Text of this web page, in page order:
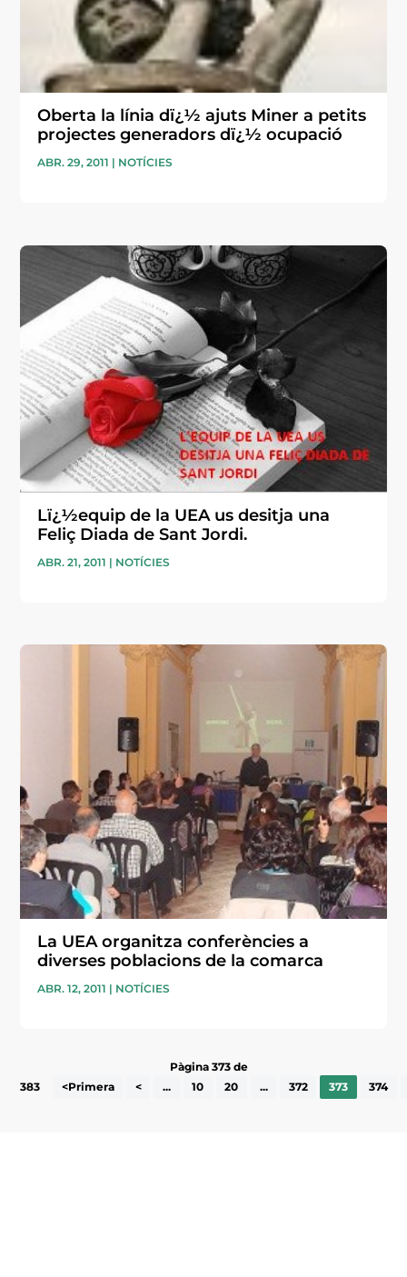
Oberta la línia dï¿½ ajuts Miner a petits
projectes generadors dï¿½ ocupació
ABR. 29, 2011 | NOTÍCIES
Lï¿½equip de la UEA us desitja una
Feliç Diada de Sant Jordi.
ABR. 21, 2011 | NOTÍCIES
La UEA organitza conferències a
diverses poblacions de la comarca
ABR. 12, 2011 | NOTÍCIES
Pàgina 373 de
383
<Primera < ... 10 20 ... 372 373 374